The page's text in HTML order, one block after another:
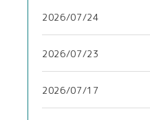
2026/07/24
2026/07/23
2026/07/17